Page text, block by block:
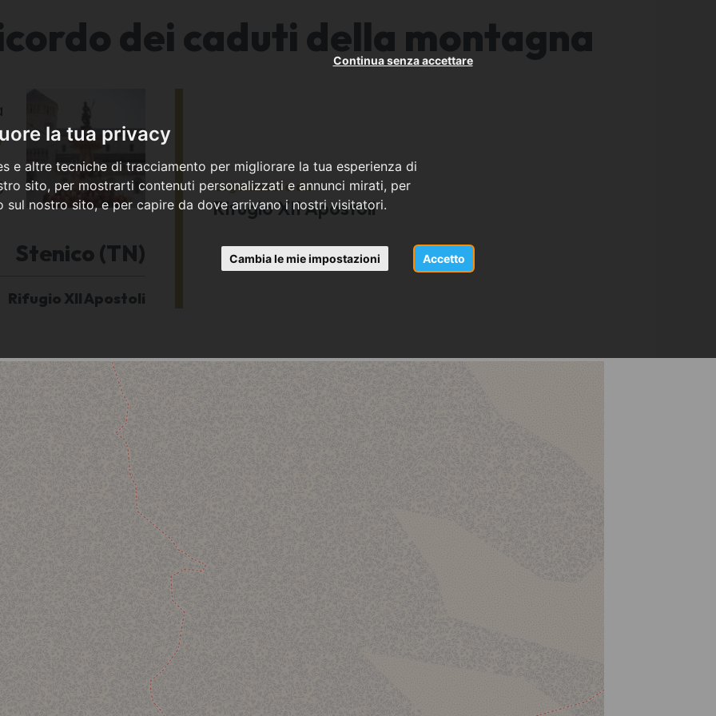
la tua privacy
e altre tecniche di tracciamento per migliorare la tua esperienza di
sito, per mostrarti contenuti personalizzati e annunci mirati, per
sul nostro sito, e per capire da dove arrivano i nostri visitatori.
Accetto
Continua senza accettare
Cambia le mie impostazioni
dei caduti della montagna
Stenico (TN)
Rifugio XII Apostoli
Organizzato da
Rifugio XII Apostoli